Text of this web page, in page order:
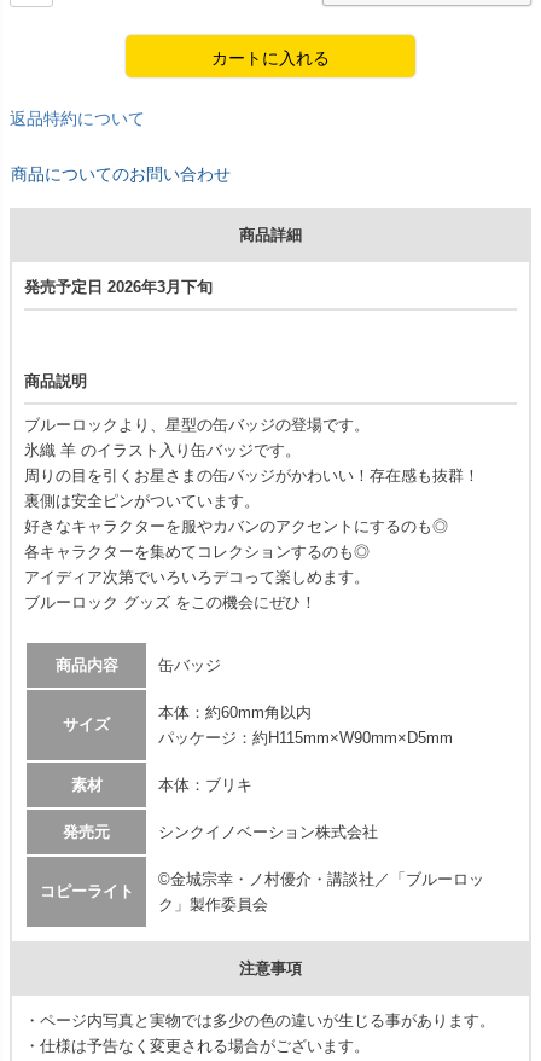
カートに入れる
返品特約について
商品についてのお問い合わせ
商品詳細
発売予定日 2026年3月下旬
商品説明
ブルーロックより、星型の缶バッジの登場です。
氷織 羊 のイラスト入り缶バッジです。
周りの目を引くお星さまの缶バッジがかわいい！存在感も抜群！
裏側は安全ピンがついています。
好きなキャラクターを服やカバンのアクセントにするのも◎
各キャラクターを集めてコレクションするのも◎
アイディア次第でいろいろデコって楽しめます。
ブルーロック グッズ をこの機会にぜひ！
商品内容 缶バッジ
サイズ
本体：約60mm角以内
パッケージ：約H115mm×W90mm×D5mm
素材 本体：ブリキ
発売元 シンクイノベーション株式会社
コピーライト
©金城宗幸・ノ村優介・講談社／「ブルーロッ
ク」製作委員会
注意事項
・ページ内写真と実物では多少の色の違いが生じる事があります。
・仕様は予告なく変更される場合がございます。